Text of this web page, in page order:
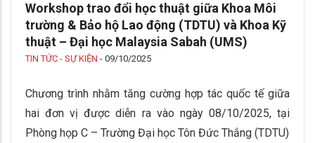
Workshop trao đổi học thuật giữa Khoa Môi
trường & Bảo hộ Lao động (TDTU) và Khoa Kỹ
thuật – Đại học Malaysia Sabah (UMS)
TIN TỨC - SỰ KIỆN - 09/10/2025
Chương trình nhằm tăng cường hợp tác quốc tế giữa
hai đơn vị được diễn ra vào ngày 08/10/2025, tại
Phòng họp C – Trường Đại học Tôn Đức Thắng (TDTU)